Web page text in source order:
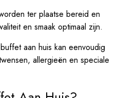
ter plaatse bereid en
en smaak optimaal zijn.
aan huis kan eenvoudig
allergieën en speciale